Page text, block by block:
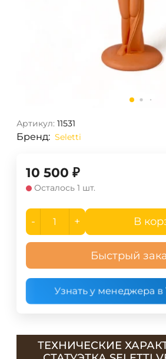
Артикул: 11531
Бренд: Seletti
10 500 ₽
Осталось 1 шт.
- + В
Быстрый
Узнать у менеджера в
ТЕХНИЧЕСКИЕ